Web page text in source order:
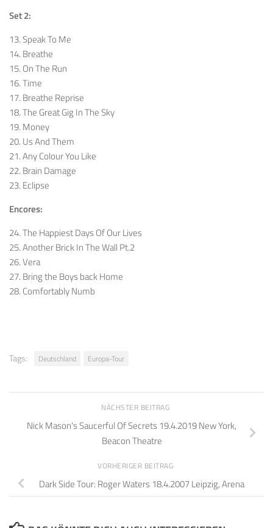
Set 2:
13. Speak To Me
14. Breathe
15. On The Run
16. Time
17. Breathe Reprise
18. The Great Gig In The Sky
19. Money
20. Us And Them
21. Any Colour You Like
22. Brain Damage
23. Eclipse
Encores:
24. The Happiest Days Of Our Lives
25. Another Brick In The Wall Pt.2
26. Vera
27. Bring the Boys back Home
28. Comfortably Numb
Tags: Deutschland Europa-Tour
NÄCHSTER BEITRAG
Nick Mason's Saucerful Of Secrets 19.4.2019 New York,
Beacon Theatre
VORHERIGER BEITRAG
Dark Side Tour: Roger Waters 18.4.2007 Leipzig, Arena